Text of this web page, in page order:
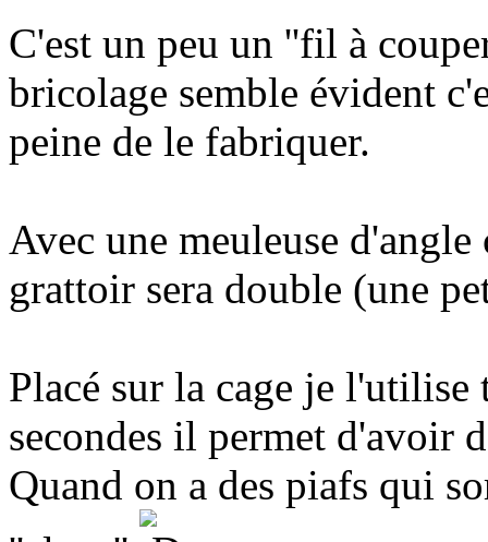
C'est un peu un ''fil à
bricolage semble évident
peine de le fabriquer.
Avec une meuleuse
grattoir sera double (une
Placé sur la cage je l'utilise
secondes il permet d'avoir
Quand on a des piafs qui